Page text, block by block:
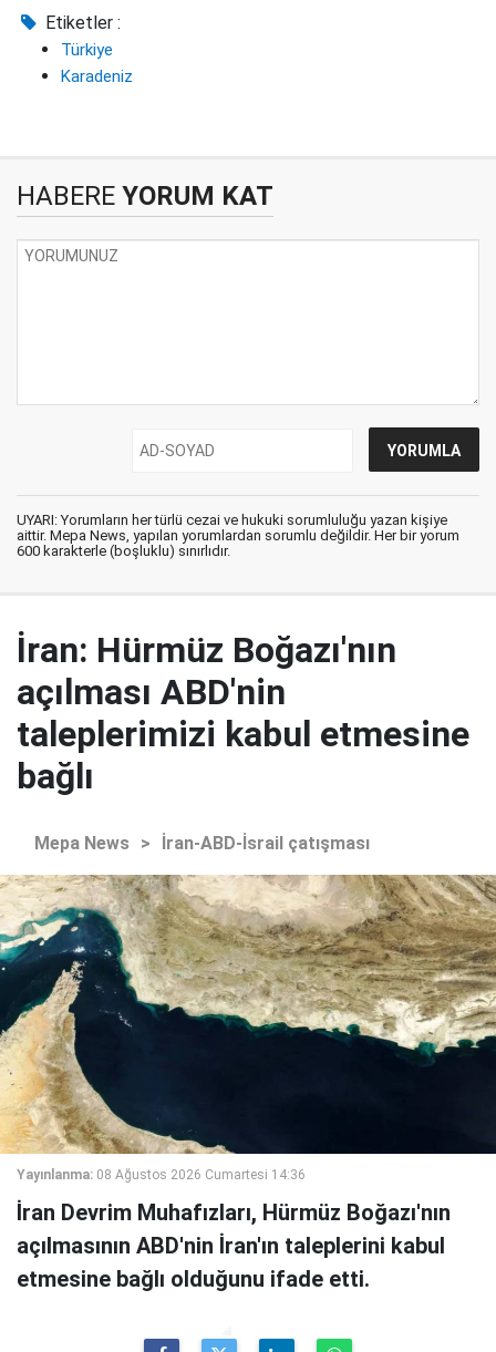
Etiketler :
Türkiye
Karadeniz
HABERE YORUM KAT
UYARI: Yorumların her türlü cezai ve hukuki sorumluluğu yazan kişiye
aittir. Mepa News, yapılan yorumlardan sorumlu değildir. Her bir yorum
600 karakterle (boşluklu) sınırlıdır.
İran: Hürmüz Boğazı'nın
açılması ABD'nin
taleplerimizi kabul etmesine
bağlı
Mepa News > İran-ABD-İsrail çatışması
Yayınlanma: 08 Ağustos 2026 Cumartesi 14:36
İran Devrim Muhafızları, Hürmüz Boğazı'nın
açılmasının ABD'nin İran'ın taleplerini kabul
etmesine bağlı olduğunu ifade etti.